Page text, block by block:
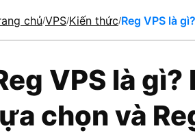
chủ/VPS/Kiến thức/Reg VPS là
VPS là
chọn và